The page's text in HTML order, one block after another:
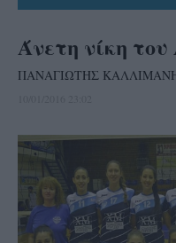
Άνετη νίκη
ΠΑΝΑΓΙΩΤΗΣ